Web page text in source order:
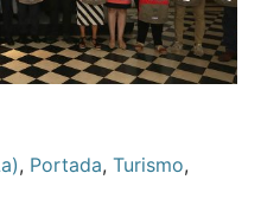
, Portada, Turismo,